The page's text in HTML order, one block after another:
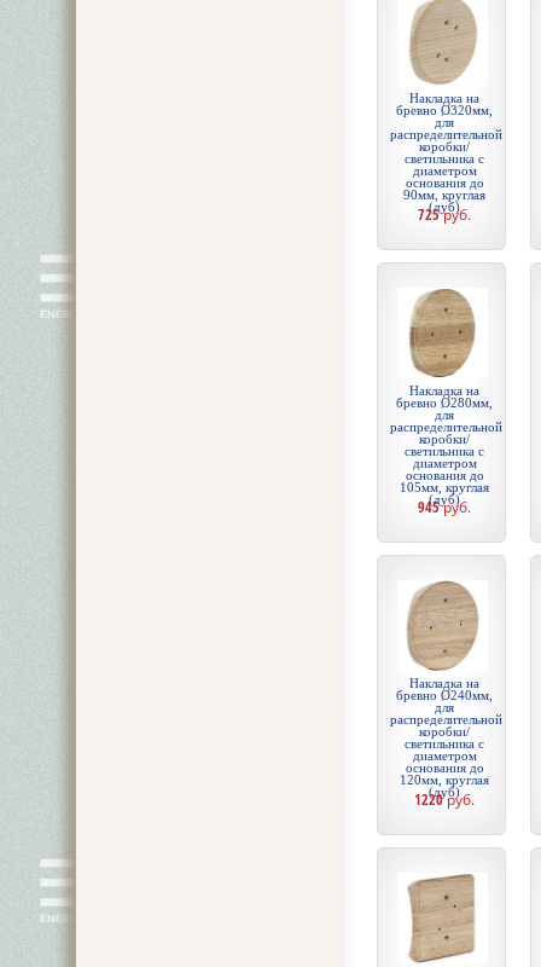
Накладка на
бревно Ø320мм,
для
распределительной
коробки/
светильника с
диаметром
основания до
90мм, круглая
(дуб)
725руб.
Накладка на
бревно Ø280мм,
для
распределительной
коробки/
светильника с
диаметром
основания до
105мм, круглая
(дуб)
945руб.
Накладка на
бревно Ø240мм,
для
распределительной
коробки/
светильника с
диаметром
основания до
120мм, круглая
(дуб)
1220руб.